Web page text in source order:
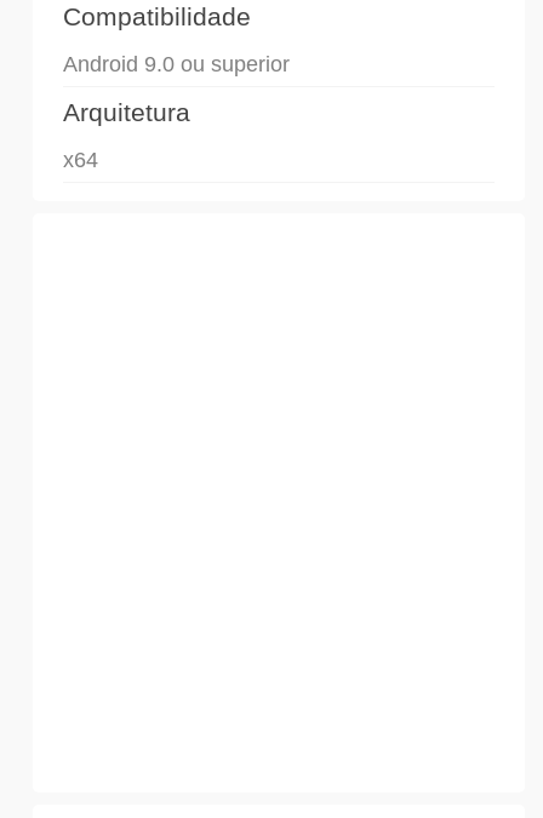
Compatibilidade
Android 9.0 ou superior
Arquitetura
x64